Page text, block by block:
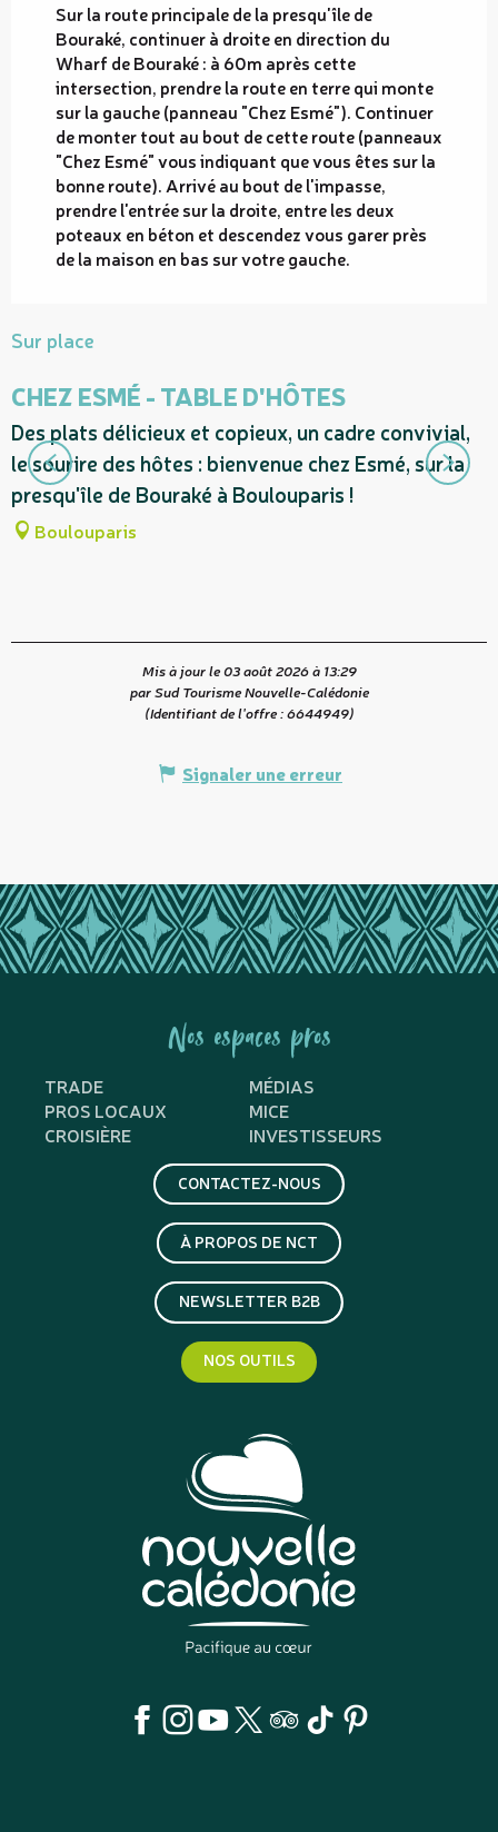
Sur la route principale de la presqu'île de
Bouraké, continuer à droite en direction du
Wharf de Bouraké : à 60m après cette
intersection, prendre la route en terre qui monte
sur la gauche (panneau "Chez Esmé"). Continuer
de monter tout au bout de cette route (panneaux
"Chez Esmé" vous indiquant que vous êtes sur la
bonne route). Arrivé au bout de l'impasse,
prendre l'entrée sur la droite, entre les deux
poteaux en béton et descendez vous garer près
de la maison en bas sur votre gauche.
Sur place
CHEZ ESMÉ - TABLE D'HÔTES
Des plats délicieux et copieux, un cadre convivial,
le sourire des hôtes : bienvenue chez Esmé, sur la
presqu'île de Bouraké à Boulouparis !
Boulouparis
Mis à jour le 03 août 2026 à 13:29
par Sud Tourisme Nouvelle-Calédonie
(Identifiant de l'offre :6644949)
Signaler une erreur
Nos espaces pros
TRADE
MÉDIAS
PROS LOCAUX
MICE
CROISIÈRE
INVESTISSEURS
CONTACTEZ-NOUS
À PROPOS DE NCT
NEWSLETTER B2B
NOS OUTILS